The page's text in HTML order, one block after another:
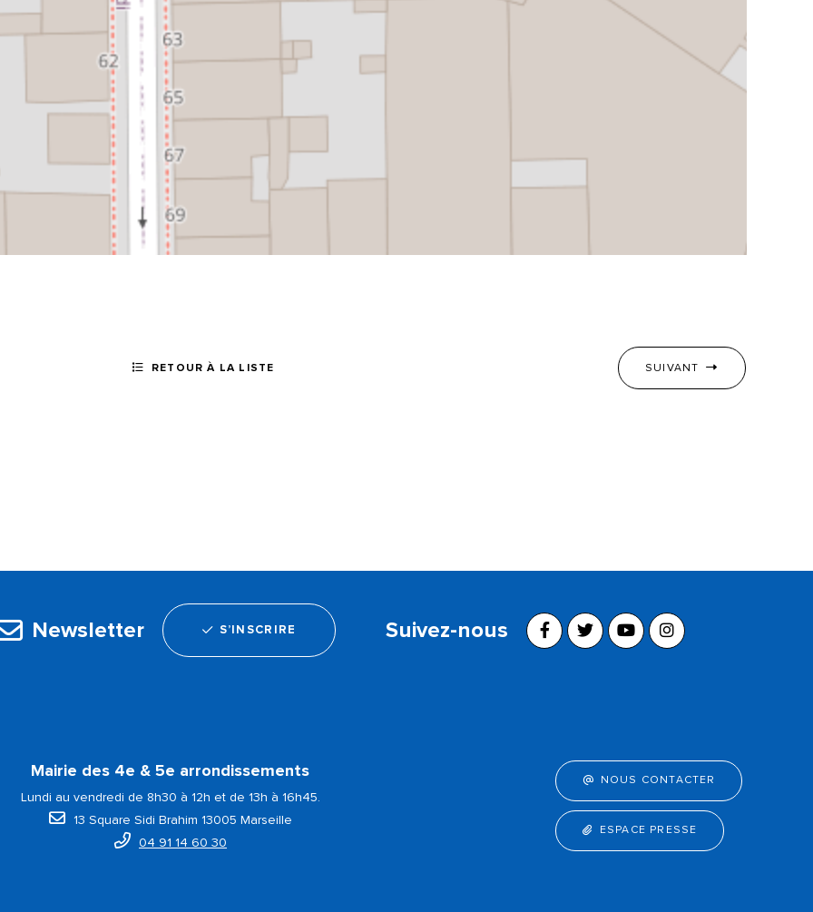
RETOUR À LA LISTE SUIVANT
Newsletter S’INSCRIRE Suivez-nous
Mairie des 4e & 5e arrondissements
Lundi au vendredi de 8h30 à 12h et de 13h à 16h45.
13 Square Sidi Brahim 13005 Marseille
04 91 14 60 30
NOUS CONTACTER
ESPACE PRESSE